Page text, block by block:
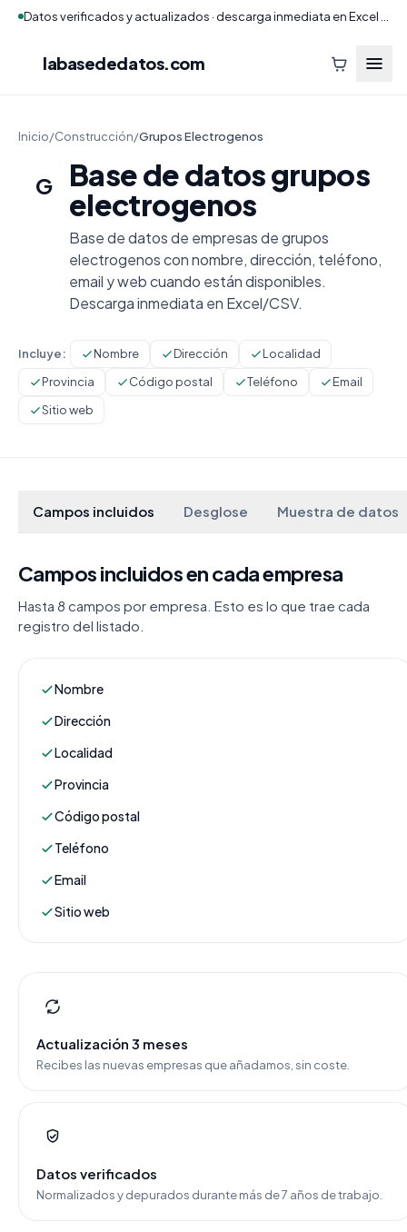
labasededatos.com
Inicio/Construcción/Grupos Electrogenos
G
Base de datos grupos
electrogenos
Base de datos de empresas de grupos
electrogenos con nombre, dirección, teléfono,
email y web cuando están disponibles.
Descarga inmediata en Excel/CSV.
Incluye: Nombre Dirección
Localidad
Provincia
Código postal Teléfono
Email
Sitio web
Campos incluidos Desglose Muestra de datos
Campos incluidos en cada empresa
Hasta 8 campos por empresa. Esto es lo que trae cada
registro del listado.
Nombre
Dirección
Localidad
Provincia
Código postal
Teléfono
Email
Sitio web
Actualización 3 meses
Recibes las nuevas empresas que añadamos, sin coste.
Datos verificados
Normalizados y depurados durante más de 7 años de trabajo.